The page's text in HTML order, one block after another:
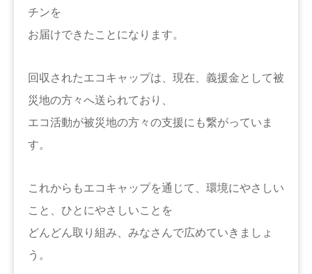
チンを
お届けできたことになります。
回収されたエコキャップは、現在、義援金として被
災地の方々へ送られており、
エコ活動が被災地の方々の支援にも繋がっていま
す。
これからもエコキャップを通じて、環境にやさしい
こと、ひとにやさしいことを
どんどん取り組み、みなさんで広めていきましょ
う。